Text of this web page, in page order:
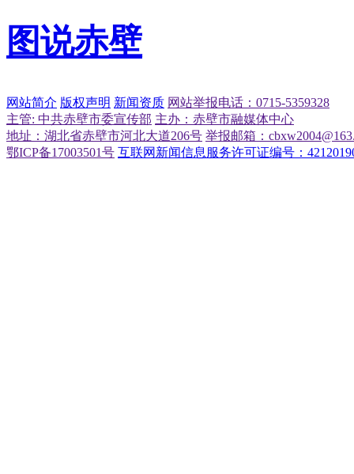
图说赤壁
网站简介 版权声明 新闻资质 网站举报电话：0715-5359328
主管: 中共赤壁市委宣传部 主办：赤壁市融媒体中心
地址：湖北省赤壁市河北大道206号 举报邮箱：
鄂ICP备17003501号 互联网新闻信息服务许可证编号：